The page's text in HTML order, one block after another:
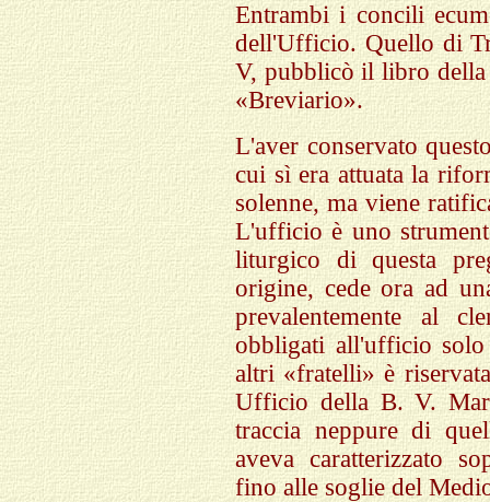
Entrambi i concili
dell'Ufficio. Quello di
V, pubblicò il libro
«Breviario».
L'aver conservato
cui sì era attuata la
solenne, ma viene
L'ufficio è uno
liturgico di questa
origine, cede ora ad
prevalentemente al
obbligati all'ufficio
altri «fratelli» è
Ufficio della B. V.
traccia neppure di
aveva caratterizzato
fino alle soglie del